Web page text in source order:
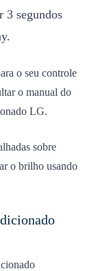
3 segundos
o seu controle
o manual do
LG.
sobre
o brilho usando